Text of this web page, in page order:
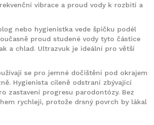
vibrace a proud vody k rozbití a
nebo hygienistka vede špičku podél
proud studené vody tyto částice
a chlad. Ultrazvuk je ideální pro větší
se pro jemné dočištění pod okrajem
Hygienista cíleně odstraní zbývající
zastavení progresu parodontózy. Bez
rychleji, protože drsný povrch by lákal